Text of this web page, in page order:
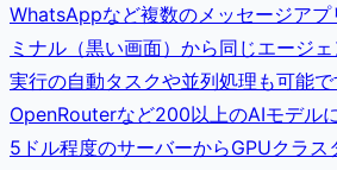
WhatsAppなど複数のメッセージアプ
ミナル（黒い画面）から同じエージ
実行の自動タスクや並列処理も可能で
OpenRouterなど200以上のAIモデル
5ドル程度のサーバーからGPUクラス